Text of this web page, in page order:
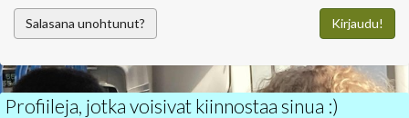
Salasana unohtunut? Kirjaudu!
Profiileja, jotka voisivat kiinnostaa sinua :)